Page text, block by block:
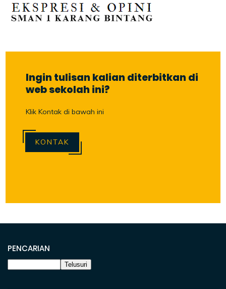
Ingin tulisan kalian diterbitkan di
web sekolah ini?
Klik Kontak di bawah ini
KONTAK
PENCARIAN